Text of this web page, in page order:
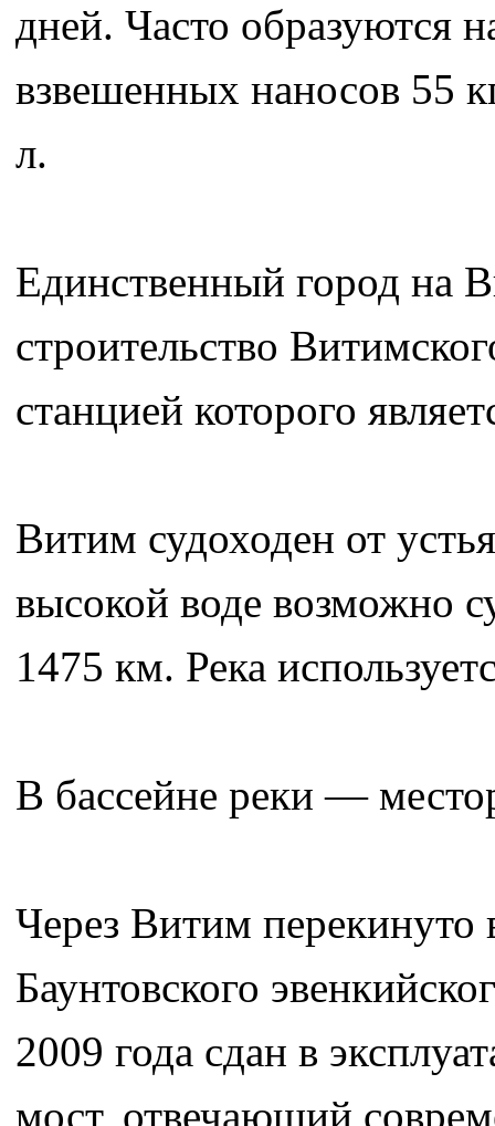
дней. Часто образуются
взвешенных наносов 55
л.
Единственный город на
строительство
станцией которого
Витим судоходен от
высокой воде возможно
1475 км. Река
В бассейне реки —
Через Витим перекинуто
Баунтовского
2009 года сдан в
мост, отвечающий